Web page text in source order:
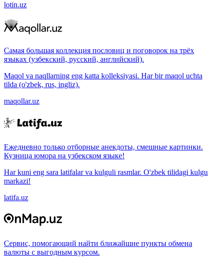
lotin.uz
Самая большая коллекция пословиц и поговорок на трёх
языках (узбекский, русский, английский).
Maqol va naqllarning eng katta kolleksiyasi. Har bir maqol uchta
tilda (o'zbek, rus, ingliz).
maqollar.uz
Ежедневно только отборные анекдоты, смешные картинки.
Кузница юмора на узбекском языке!
Har kuni eng sara latifalar va kulguli rasmlar. O'zbek tilidagi kulgu
markazi!
latifa.uz
Сервис, помогающий найти ближайшие пункты обмена
валюты с выгодным курсом.